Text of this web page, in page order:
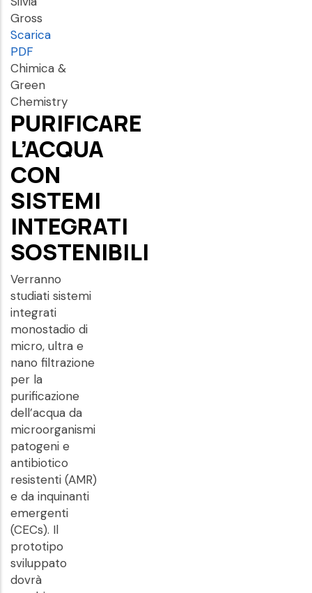
Gross
Scarica
PDF
Chimica &
Green
Chemistry
PURIFICARE
L’ACQUA
CON
SISTEMI
INTEGRATI
SOSTENIBILI
Verranno
studiati sistemi
integrati
monostadio di
micro, ultra e
nano filtrazione
per la
purificazione
dell’acqua da
microorganismi
patogeni e
antibiotico
resistenti (AMR)
e da inquinanti
emergenti
(CECs). Il
prototipo
sviluppato
dovrà